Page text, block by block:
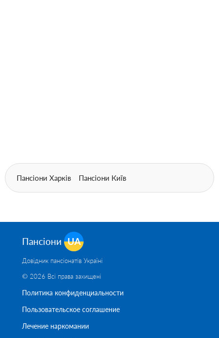
Пансіони Харків Пансіони Київ
Пансіони UA
Довідник пансіонатів Україні
© 2026 Всі права захищені
Политика конфиденциальности
Пользовательское соглашение
Лечение наркомании